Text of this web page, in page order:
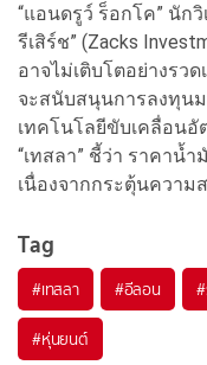
“แอนดรูว์ ร็อกโค” นัก
รีเสิร์ช” (Zacks
อาจไม่เติบโตอย่างรว
จะสนับสนุนการลงทุน
เทคโนโลยีขับเคลื่อนอั
“เทสลา” ชี้ว่า ราคาน้
เนื่องจากกระตุ้นควา
Tag
#เทสลา #อีลอน #
#หุ่นยนต์